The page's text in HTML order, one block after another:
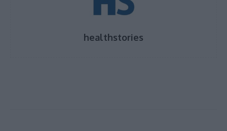
healthstories